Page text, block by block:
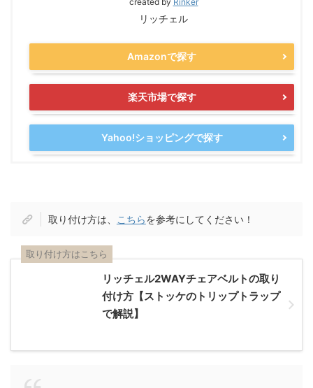
リッチェル
Amazonで探す
楽天市場で探す
Yahoo!ショッピングで探す
取り付け方は、 こちらを参考にしてください！
リッチェル2WAYチェアベルトの取り
付け方【ストッケのトリップトラップ
で解説】
取り付け方はこちら